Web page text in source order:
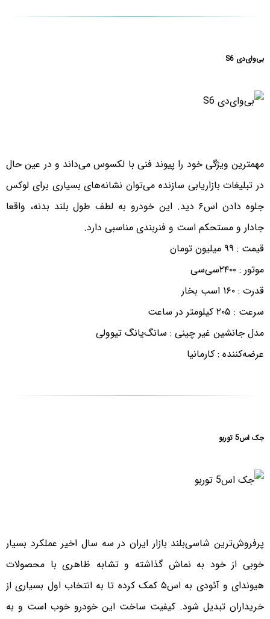
بی‌وای‌دی S6
مهمترین ویژگی خود را پیوند فنی با لکسوس می‌داند و در عین حال
در تبلیغات بازاریابی سازنده می‌توان نشانه‌های بسیاری برای لوکس‌
جلوه دادن اس۶ دید. این خودرو به لطف طول بلند بدنه، واقعا
جادار و مستحکم است و فنربندی مناسبی دارد.
قیمت : ۹۹ میلیون تومان
موتور : ۲۴۰۰سی‌سی
قدرت : ۱۶۰ اسب بخار
سرعت : ۲۰۵ کیلومتر در ساعت
مدل جانشین غیر چینی : سانگ‌یانگ تیوولی
عرضه‌کننده : کارمانیا
جک اس5 توربو
پرفروش‌ترین شاسی‌بلند بازار ایران در سه سال اخیر عملکرد بسیار
خوبی از خود به نماش گذاشته و تشابه ظاهری با محصولات
هیوندای و آئودی به اس۵ کمک کرده تا به انتخاب اول بسیاری از
خریداران تبدیل شود. کیفیت ساخت این خودرو خوب است و به